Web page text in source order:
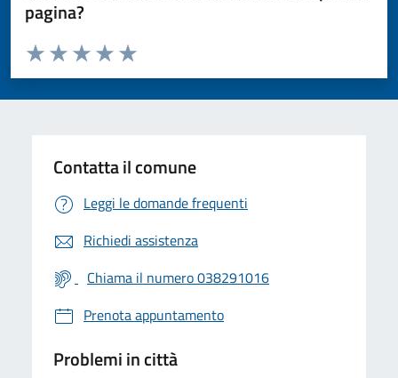
pagina?
Valuta da 1 a 5 stelle la pagina
Valuta 5 stelle su 5
Valuta 4 stelle su 5
Valuta 3 stelle su 5
Valuta 2 stelle su 5
Valuta 1 stelle su 5
Contatta il comune
Leggi le domande frequenti
Richiedi assistenza
Chiama il numero 038291016
Prenota appuntamento
Problemi in città